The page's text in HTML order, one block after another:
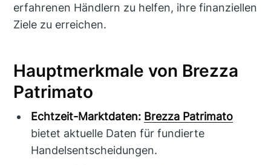
erfahrenen Händlern zu helfen, ihre finanziellen
Ziele zu erreichen.
Hauptmerkmale von Brezza
Patrimato
Echtzeit-Marktdaten: Brezza Patrimato
bietet aktuelle Daten für fundierte
Handelsentscheidungen.